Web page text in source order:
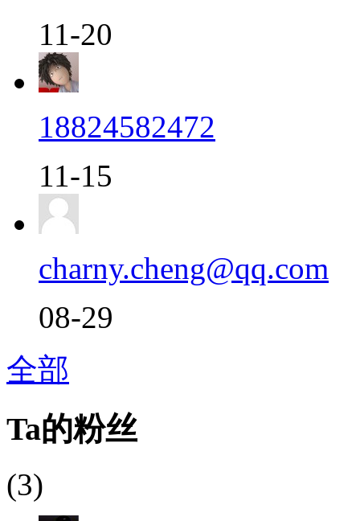
11-20
18824582472
11-15
charny.cheng@qq.com
08-29
全部
Ta的粉丝
(3)